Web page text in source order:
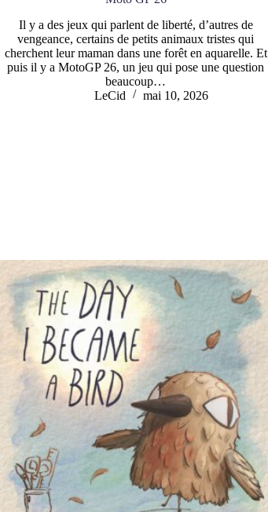
Il y a des jeux qui parlent de liberté, d’autres de
vengeance, certains de petits animaux tristes qui
cherchent leur maman dans une forêt en aquarelle. Et
puis il y a MotoGP 26, un jeu qui pose une question
beaucoup…
LeCid
mai 10, 2026